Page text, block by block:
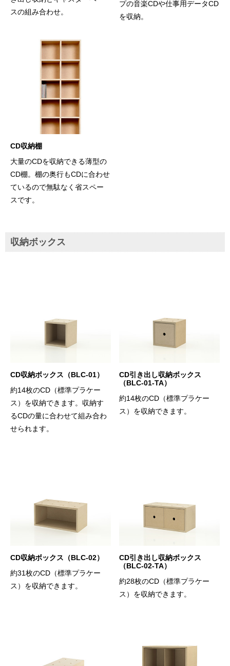
スの組み合わせ。
プの音楽CDや仕事用データCD
を収納。
CD収納棚
大量のCDを収納できる薄型の
CD棚。棚の奥行もCDに合わせ
ているので無駄なく省スペー
スです。
収納ボックス
CD収納ボックス（BLC-01）
約14枚のCD（標準プラケー
ス）を収納できます。収納す
るCDの量に合わせて組み合わ
せられます。
CD引き出し収納ボックス
（BLC-01-TA）
約14枚のCD（標準プラケー
ス）を収納できます。
CD収納ボックス（BLC-02）
約31枚のCD（標準プラケー
ス）を収納できます。
CD引き出し収納ボックス
（BLC-02-TA）
約28枚のCD（標準プラケー
ス）を収納できます。